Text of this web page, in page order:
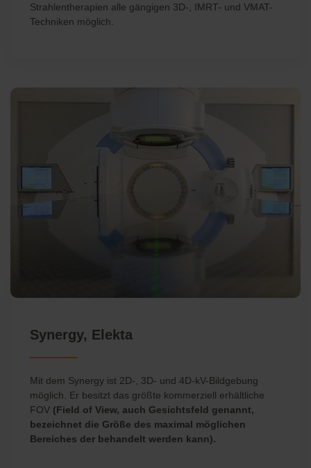
Strahlentherapien alle gängigen 3D-, IMRT- und VMAT-
Techniken möglich.
Synergy, Elekta
Mit dem Synergy ist 2D-, 3D- und 4D-kV-Bildgebung
möglich. Er besitzt das größte kommerziell erhältliche
FOV (Field of View, auch Gesichtsfeld genannt,
bezeichnet die Größe des maximal möglichen
Bereiches der behandelt werden kann).